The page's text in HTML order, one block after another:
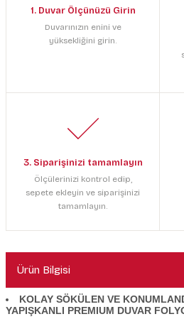
1. Duvar Ölçünüzü Girin
Duvarınızın enini ve
yüksekliğini girin.
3. Siparişinizi tamamlayın
Ölçülerinizi kontrol edip,
sepete ekleyin ve siparişinizi
tamamlayın.
Ürün Bilgisi
KOLAY SÖKÜLEN VE
YAPIŞKANLI PREMIUM DUVAR